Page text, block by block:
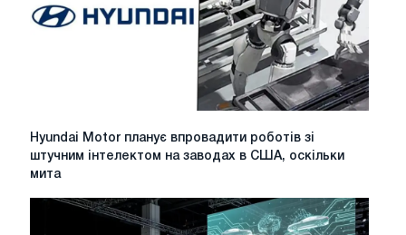
Boston
Dynamics
Hyundai
планує
роботів
Hyundai Motor планує впровадити роботів зі
штучним інтелектом на заводах в США, оскільки
мита